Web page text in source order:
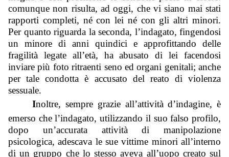
comunque non risulta, ad oggi, che vi siano mai stati
rapporti completi, né con lei né con gli altri minori.
Per quanto riguarda la seconda, l’indagato, fingendosi
un minore di anni quindici e approfittando delle
fragilità legate all’età, ha abusato di lei facendosi
inviare più foto ritraenti seno ed organi genitali; anche
per tale condotta è accusato del reato di violenza
sessuale.
Inoltre, sempre grazie all’attività d’indagine, è
emerso che l’indagato, utilizzando il suo falso profilo,
dopo un’accurata attività di manipolazione
psicologica, adescava le sue vittime minori all’interno
di un gruppo che lo stesso aveva all’uopo creato sul